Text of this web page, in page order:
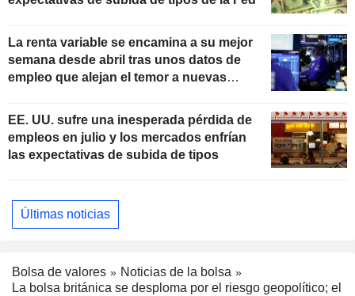
La renta variable se encamina a su mejor
semana desde abril tras unos datos de
empleo que alejan el temor a nuevas
EE. UU. sufre una inesperada pérdida de
empleos en julio y los mercados enfrían
las expectativas de subida de tipos
Últimas noticias
Bolsa de valores
Noticias de la bolsa
La bolsa británica se desploma por el riesgo geopolítico; el